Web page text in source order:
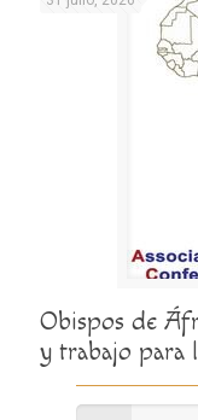
Obispos de
y trabajo para